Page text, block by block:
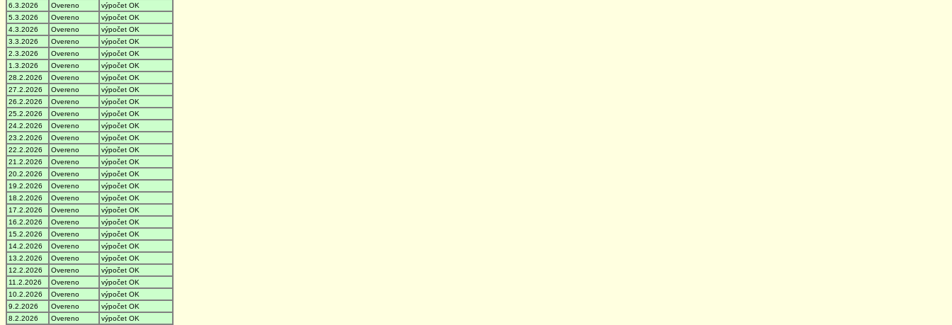
6.3.2026
Overeno
výpočet OK
5.3.2026
Overeno
výpočet OK
4.3.2026
Overeno
výpočet OK
3.3.2026
Overeno
výpočet OK
2.3.2026
Overeno
výpočet OK
1.3.2026
Overeno
výpočet OK
28.2.2026
Overeno
výpočet OK
27.2.2026
Overeno
výpočet OK
26.2.2026
Overeno
výpočet OK
25.2.2026
Overeno
výpočet OK
24.2.2026
Overeno
výpočet OK
23.2.2026
Overeno
výpočet OK
22.2.2026
Overeno
výpočet OK
21.2.2026
Overeno
výpočet OK
20.2.2026
Overeno
výpočet OK
19.2.2026
Overeno
výpočet OK
18.2.2026
Overeno
výpočet OK
17.2.2026
Overeno
výpočet OK
16.2.2026
Overeno
výpočet OK
15.2.2026
Overeno
výpočet OK
14.2.2026
Overeno
výpočet OK
13.2.2026
Overeno
výpočet OK
12.2.2026
Overeno
výpočet OK
11.2.2026
Overeno
výpočet OK
10.2.2026
Overeno
výpočet OK
9.2.2026
Overeno
výpočet OK
8.2.2026
Overeno
výpočet OK